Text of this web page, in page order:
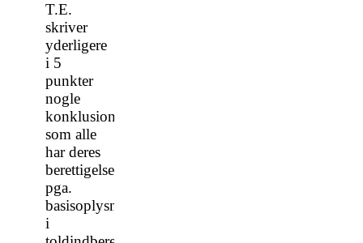
T.E.
skriver
yderligere
i 5
punkter
nogle
konklusioner,
som alle
har deres
berettigelse
pga.
basisoplysningerne
i